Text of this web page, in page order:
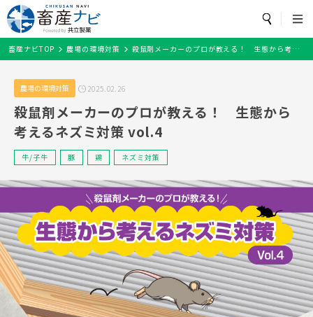
トップページ
畜産ナビとは？
飼養衛生管理基準
農場の環境対策
疾病・飼養管理
お役立ち
セミナー情報
メルマガ配信登録
畜種から探す
牛/子牛 豚 鶏
魚 その他
カテゴリから探す
飼養衛生管理基準 農場の環境対策
セミナー情報
閉じる
検索
牛/子牛 鶏 豚 魚 細菌 水産 ワクチン
開発
抗菌薬
豚熱
畜産ナビTOP 農場の環境対策 殺鼠剤メーカーのプロが教える！ 生態から考えるネズミ対策 vol.4
農場の環境対策 2025.02.26
殺鼠剤メーカーのプロが教える！ 生態から
考えるネズミ対策 vol.4
牛/子牛 豚 鶏 ネズミ対策